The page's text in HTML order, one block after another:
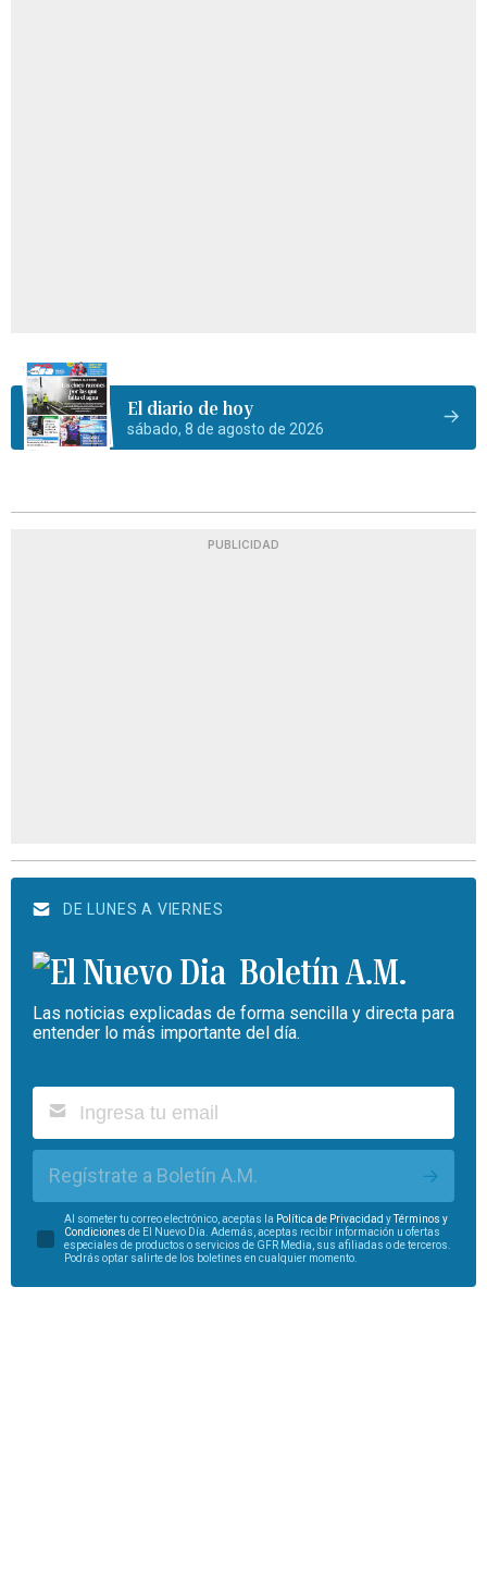
El diario de hoy
sábado, 8 de agosto de 2026
PUBLICIDAD
DE LUNES A VIERNES
Boletín A.M.
Las noticias explicadas de forma sencilla y directa para
entender lo más importante del día.
Regístrate a Boletín A.M.
Al someter tu correo electrónico, aceptas la Política de Privacidad y
Términos y
Condiciones de El Nuevo Día. Además, aceptas recibir información u ofertas
especiales de productos o servicios de GFR Media, sus afiliadas o de terceros.
Podrás optar salirte de los boletines en cualquier momento.